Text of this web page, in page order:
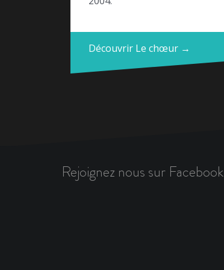
Découvrir Le chœur →
Rejoignez nous sur Facebook